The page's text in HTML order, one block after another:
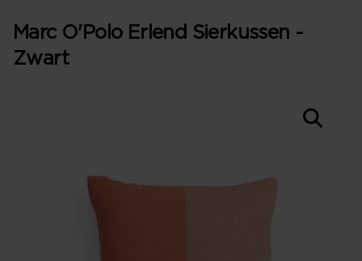
Marc O'Polo Erlend Sierkussen -
Zwart